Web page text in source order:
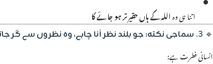
اتنا ہی وہاللہ کے ہاں حقیر تر ہو جائے گا
🔹 3. سماجی نکتہ: جو بلند نظر آنا چاہے، وہ نظروں سے گر
انسانی فطرت ہے: